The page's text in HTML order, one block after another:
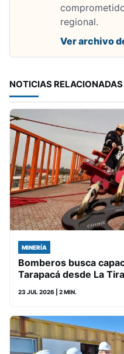
regional.
Ver archivo
NOTICIAS RELACIONADAS
MINERÍA
Bomberos busca
Tarapacá desde La
23 JUL 2026 | 2 MIN.